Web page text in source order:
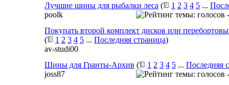
Лучшие шины для рыбалки леса ( 1 2 3 4 5 ...
poolk
Покупать второй комплект дисков или
(
1 2 3 4 5 ... Последняя страница)
av-studi00
Шины для Гранты-Архив ( 1 2 3 4 5 ... Последняя
joss87